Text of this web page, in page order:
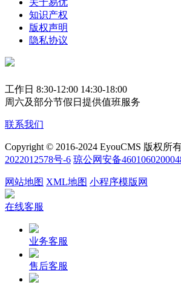
知识产权
版权声明
隐私协议
工作日 8:30-12:00 14:30-18:00
周六及部分节假日提供值班服务
联系我们
Copyright © 2016-2024 EyouCMS 版权所
2022012578号-6 琼公网安备
网站地图 XML地图 小程序模版网
在线客服
业务客服
售后客服